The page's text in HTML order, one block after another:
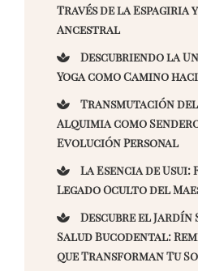
Través de la Espagiria
Ancestral
Descubriendo la
Yoga como Camino
Transmutación del
Alquimia como
Evolución Personal
La Esencia de
Legado Oculto del
Descubre el
Salud Bucodental:
que Transforman Tu